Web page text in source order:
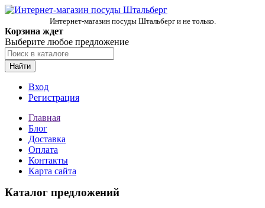
Интернет-магазин посуды Штальберг и не только.
Корзина ждет
Выберите любое предложение
Найти
Вход
Регистрация
Главная
Блог
Доставка
Оплата
Контакты
Карта сайта
Каталог предложений